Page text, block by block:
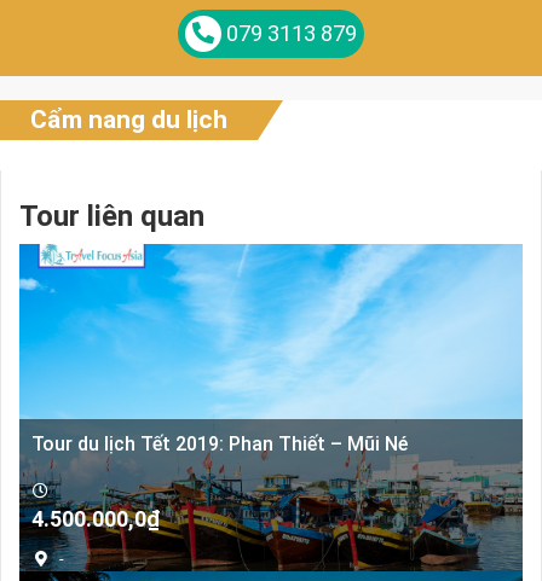
079 3113 879
Cẩm nang du lịch
Tour liên quan
Tour du lịch Tết 2019: Phan Thiết – Mũi Né
4.500.000,0₫
-